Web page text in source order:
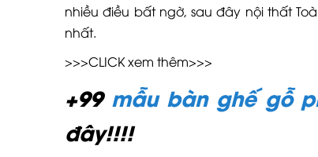
nhiều điều bất ngờ, sau đây nội thất
nhất.
>>>CLICK xem thêm>>>
+99 mẫu bàn ghế gỗ
đây!!!!